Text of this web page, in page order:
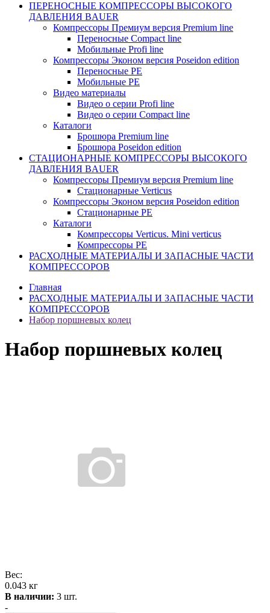
ПЕРЕНОСНЫЕ КОМПРЕССОРЫ ВЫСОКОГО
ДАВЛЕНИЯ BAUER
Компрессоры Премиум версия Premium line
Переносные Compact line
Мобильные Profi line
Компрессоры Эконом версия Poseidon edition
Переносные PE
Мобильные PE
Видео материалы
Видео о серии Profi line
Видео о серии Compact line
Каталоги
Брошюра Premium line
Брошюра Poseidon edition
СТАЦИОНАРНЫЕ КОМПРЕССОРЫ ВЫСОКОГО
ДАВЛЕНИЯ BAUER
Компрессоры Премиум версия Premium line
Стационарные Verticus
Компрессоры Эконом версия Poseidon edition
Стационарные PE
Каталоги
Компрессоры Verticus. Mini verticus
Компрессоры PE
РАСХОДНЫЕ МАТЕРИАЛЫ И ЗАПАСНЫЕ ЧАСТИ
КОМПРЕССОРОВ
Главная
РАСХОДНЫЕ МАТЕРИАЛЫ И ЗАПАСНЫЕ ЧАСТИ
КОМПРЕССОРОВ
Набор поршневых колец
Набор поршневых колец
Вес:
0.043 кг
В наличии: 3 шт.
-